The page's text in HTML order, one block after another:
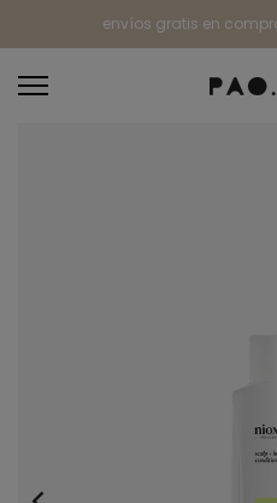
al
contenido
envíos gratis en